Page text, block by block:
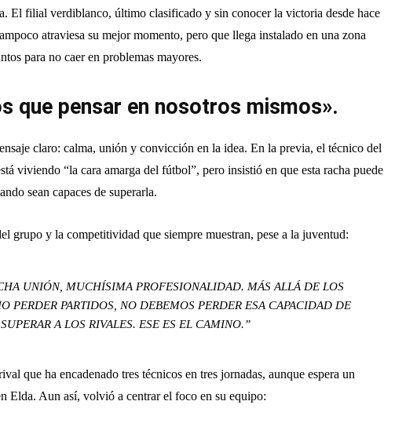
El filial verdiblanco, último clasificado y sin conocer la victoria desde hace
atraviesa su mejor momento, pero que llega instalado en una zona
para no caer en problemas mayores.
que pensar en nosotros mismos».
claro: calma, unión y convicción en la idea. En la previa, el técnico del
viviendo “la cara amarga del fútbol”, pero insistió en que esta racha puede
sean capaces de superarla.
grupo y la competitividad que siempre muestran, pese a la juventud:
UNIÓN, MUCHÍSIMA PROFESIONALIDAD. MÁS ALLÁ DE LOS
PERDER PARTIDOS, NO DEBEMOS PERDER ESA CAPACIDAD DE
A LOS RIVALES. ESE ES EL CAMINO.”
que ha encadenado tres técnicos en tres jornadas, aunque espera un
Elda. Aun así, volvió a centrar el foco en su equipo: